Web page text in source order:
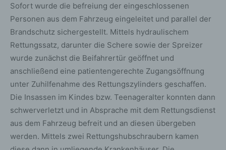
Sofort wurde die befreiung der eingeschlossenen
Personen aus dem Fahrzeug eingeleitet und parallel der
Brandschutz sichergestellt. Mittels hydraulischem
Rettungssatz, darunter die Schere sowie der Spreizer
wurde zunächst die Beifahrertür geöffnet und
anschließend eine patientengerechte Zugangsöffnung
unter Zuhilfenahme des Rettungszylinders geschaffen.
Die Insassen im Kindes bzw. Teenageralter konnten dann
schwerverletzt und in Absprache mit dem Rettungsdienst
aus dem Fahrzeug befreit und an diesen übergeben
werden. Mittels zwei Rettungshubschraubern kamen